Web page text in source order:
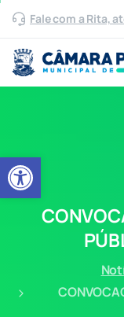
Abrir a
Fale com a Rita,